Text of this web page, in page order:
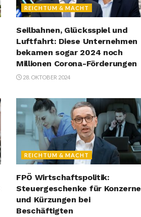
REICHTUM & MACHT
Seilbahnen, Glücksspiel und
Luftfahrt: Diese Unternehmen
bekamen sogar 2024 noch
Millionen Corona-Förderungen
28. OKTOBER 2024
REICHTUM & MACHT
FPÖ Wirtschaftspolitik:
Steuergeschenke für Konzerne
und Kürzungen bei
Beschäftigten